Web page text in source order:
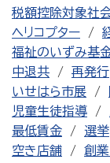
税額控除対象社
ヘリコプター
福祉のいずみ基
中退共
再発行
いせはら市展
児童生徒指導
最低賃金
選挙
空き店舗
創